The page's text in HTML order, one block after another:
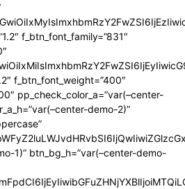
f_btn_font_family=”831″
f_btn_font_weight=”400″
pp_check_color_a=”var(–center-
demo-2)”
1)” btn_bg_h=”var(–center-demo-